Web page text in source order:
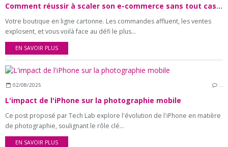
Comment réussir à scaler son e-commerce sans tout casser ?
Votre boutique en ligne cartonne. Les commandes affluent, les ventes
explosent, et vous voilà face au défi le plus...
EN SAVOIR PLUS
02/08/2025 …
L'impact de l'iPhone sur la photographie mobile
Ce post proposé par Tech Lab explore l'évolution de l'iPhone en matière
de photographie, soulignant le rôle clé...
EN SAVOIR PLUS